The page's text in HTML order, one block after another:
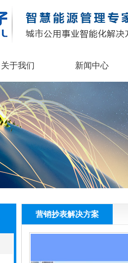
关于我们 新闻中心
营销抄表解决方案